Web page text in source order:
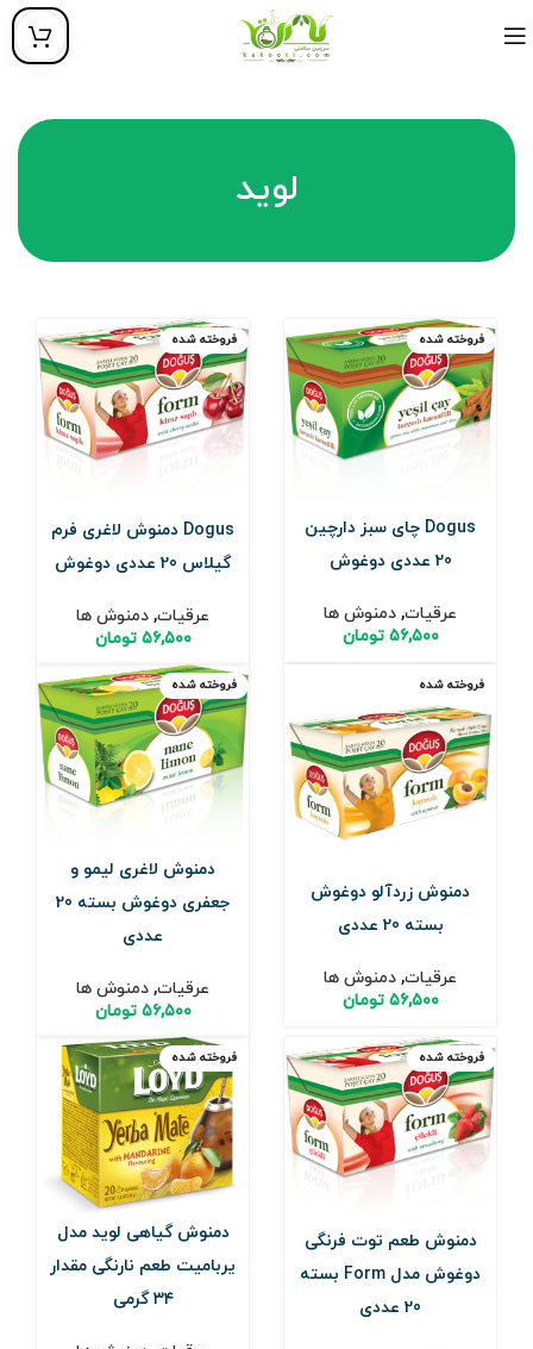
لوید
فروخته شده
Dogus چای سبز دارچین
20 عددی دوغوش
عرقیات, دمنوش ها
۵۶,۵۰۰ تومان
فروخته شده
Dogus دمنوش لاغری فرم
گیلاس 20 عددی دوغوش
عرقیات, دمنوش ها
۵۶,۵۰۰ تومان
فروخته شده
دمنوش زردآلو دوغوش
بسته 20 عددی
عرقیات, دمنوش ها
۵۶,۵۰۰ تومان
فروخته شده
دمنوش لاغری لیمو و
جعفری دوغوش بسته 20
عددی
عرقیات, دمنوش ها
۵۶,۵۰۰ تومان
فروخته شده
دمنوش طعم توت فرنگی
دوغوش مدل Form بسته
20 عددی
فروخته شده
دمنوش گیاهی لوید مدل
یربامیت طعم نارنگی مقدار
۳۴ گرمی